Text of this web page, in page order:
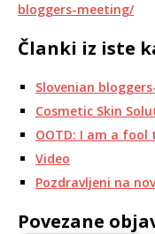
bloggers-meeting/
Članki iz iste
Slovenian
Cosmetic Skin
OOTD: I am a
Video
Pozdravljeni na
Povezane